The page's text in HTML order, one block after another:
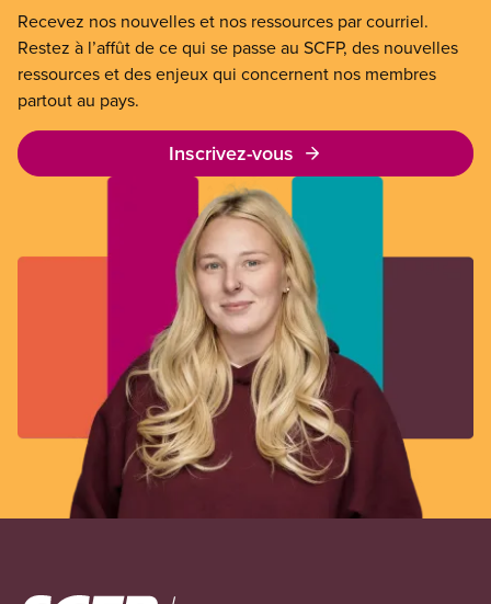
Recevez nos nouvelles et nos ressources par courriel.
Restez à l’affût de ce qui se passe au SCFP, des nouvelles
ressources et des enjeux qui concernent nos membres
partout au pays.
Inscrivez-vous